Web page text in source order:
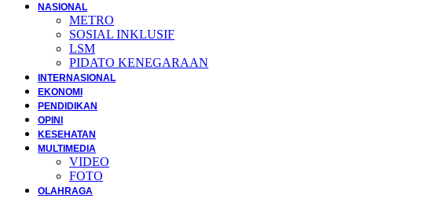
NASIONAL
METRO
SOSIAL INKLUSIF
LSM
PIDATO KENEGARAAN
INTERNASIONAL
EKONOMI
PENDIDIKAN
OPINI
KESEHATAN
MULTIMEDIA
VIDEO
FOTO
OLAHRAGA